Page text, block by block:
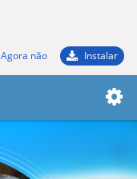
Agora não
Instalar